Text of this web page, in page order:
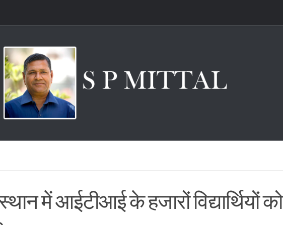
में आईटीआई के हजारों विद्यार्थियों को